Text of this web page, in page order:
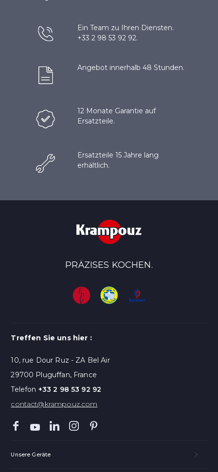
Ein Team zu Ihren Diensten.
+33 2 98 53 92 92.
Angebot innerhalb 48 Stunden.
12 Monate Garantie auf
Ersatzteile.
Ersatzteile 15 Jahre lang
erhältlich.
PRÄZISES KOCHEN.
Treffen Sie uns hier :
10, rue Dour Ruz - ZA Bel Air
29700 Pluguffan, France
Telefon +33 2 98 53 92 92
contact@krampouz.com
Unsere Geräte